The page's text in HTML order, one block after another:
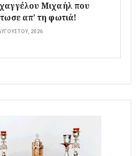
Μιχαήλ που
απ’ τη φωτιά!
2026